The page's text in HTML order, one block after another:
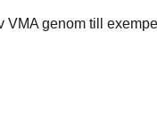
genom till